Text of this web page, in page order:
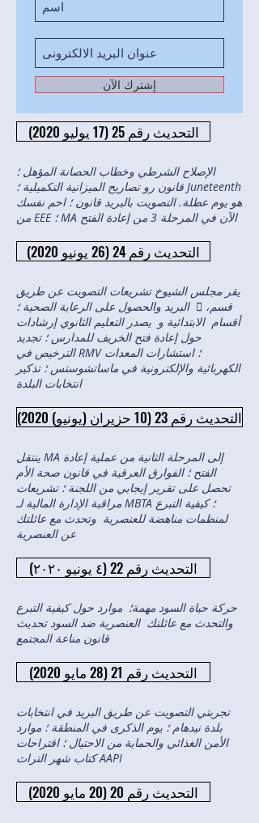
إشترك الآن
التحديث رقم 25 (17 يوليو 2020)
الإصلاح الشرطي وخطاب الحصانة المؤهل ؛
قانون رو تصاريح الميزانية التكميلية ؛ Juneteenth
هو يوم عطلة. التصويت بالبريد قانون ؛ احم نفسك
من EEE ؛ MA الآن في المرحلة 3 من إعادة الفتح
التحديث رقم 24 (26 يونيو 2020)
يقر مجلس الشيوخ تشريعات التصويت عن طريق
البريد والحصول على الرعاية الصحية ؛  قسم،
أقسام الابتدائية و يصدر التعليم الثانوي إرشادات
حول إعادة فتح الخريف للمدارس ؛ تجديد
الترخيص في RMV ؛ استشارات المعدات
الكهربائية والإلكترونية في ماساتشوستس ؛ تذكير
انتخابات البلدة
التحديث رقم 23 (10 حزيران (يونيو) 2020)
ينتقل MA إلى المرحلة الثانية من عملية إعادة
الفتح ؛ الفوارق العرقية في قانون صحة الأم
تحصل على تقرير إيجابي من اللجنة ؛ تشريعات
مراقبة الإدارة المالية لـ MBTA ؛ كيفية التبرع
لمنظمات مناهضة للعنصرية وتحدث مع عائلتك
عن العنصرية
التحديث رقم 22 (٤ يونيو ٢٠٢٠)
حركة حياة السود مهمة؛ موارد حول كيفية التبرع
والتحدث مع عائلتك العنصرية ضد السود تحديث
قانون مناعة المجتمع
التحديث رقم 21 (28 مايو 2020)
تجربتي التصويت عن طريق البريد في انتخابات
بلدة نيدهام ؛ يوم الذكرى في المنطقة ؛ موارد
الأمن الغذائي والحماية من الاحتيال ؛ اقتراحات
كتاب شهر التراث AAPI
التحديث رقم 20 (20 مايو 2020)